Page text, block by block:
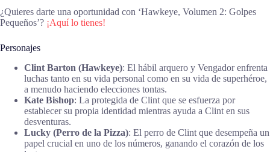
¿Quieres darte una oportunidad con ‘Hawkeye, Volumen 2: Golpes
Pequeños’? ¡Aquí lo tienes!
Personajes
Clint Barton (Hawkeye): El hábil arquero y Vengador enfrenta
luchas tanto en su vida personal como en su vida de superhéroe,
a menudo haciendo elecciones tontas.
Kate Bishop: La protegida de Clint que se esfuerza por
establecer su propia identidad mientras ayuda a Clint en sus
desventuras.
Lucky (Perro de la Pizza): El perro de Clint que desempeña un
papel crucial en uno de los números, ganando el corazón de los